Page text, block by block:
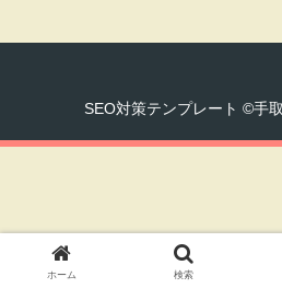
SEO対策テンプレート ©手
ホーム 検索